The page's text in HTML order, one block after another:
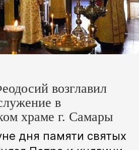
возглавил
в
храме г. Самары
дня памяти святых